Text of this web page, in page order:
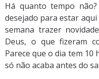
Há quanto tempo
desejado para estar
semana trazer
Deus, o que fizeram
Parece que o dia tem 10
só não acaba antes do